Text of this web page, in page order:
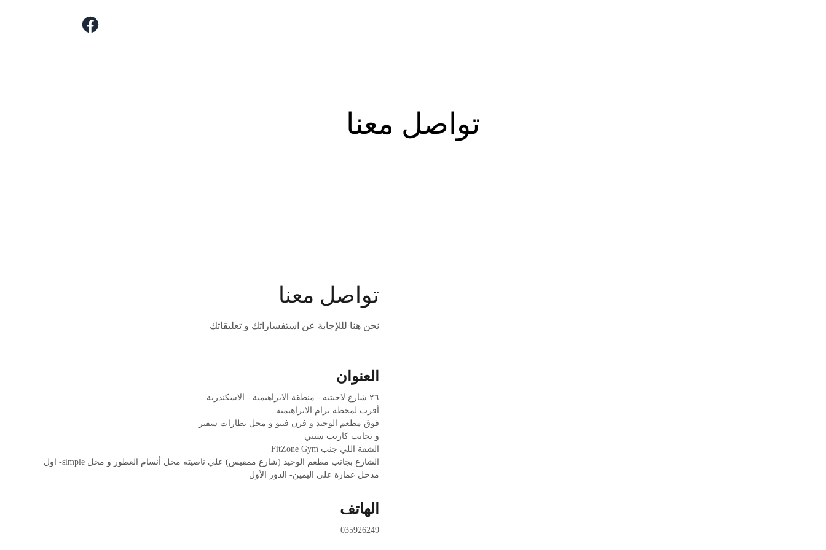
تواصل معنا
تواصل معنا
نحن هنا لللإجابة عن استفساراتك و تعليقاتك
العنوان
٢٦ شارع لاجيتيه - منطقة الابراهيمية - الاسكندرية
أقرب لمحطة ترام الابراهيمية
فوق مطعم الوحيد و فرن فينو و محل نظارات سفير
و بجانب كاربت سيتي
الشقة اللي جنب FitZone Gym
مدخل عمارة علي اليمين- الدور الأول
الهاتف
035926249